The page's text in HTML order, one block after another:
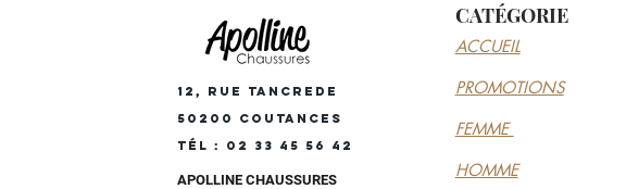
12, RUE TANCREDE
50200 COUTANCES
Tél : 02 33 45 56 42
APOLLINE CHAUSSURES
CATÉGORIE
ACCUEIL
PROMOTIONS
FEMME
HOMME